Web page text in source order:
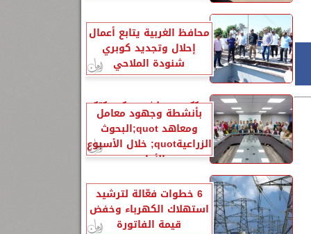
محافظ الغربية يتابع أعمال
إحلال وتجديد كوبري
شنودة الملاحي
الزراعةquot; تنشر تقريرًا
بأنشطة وجهود معامل
ومعاهد quot;البحوث
الزراعيةquot; خلال الأسبوع
الأول...
6 خطوات فعّالة لترشيد
استهلاك الكهرباء وخفض
قيمة الفاتورة